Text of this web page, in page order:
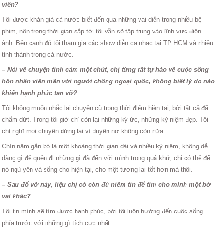
viên?
Tôi được khán giả cả nước biết đến qua những vai diễn trong nhiều bộ
phim, nên trong thời gian sắp tới tôi vẫn sẽ tập trung vào lĩnh vực điện
ảnh. Bên cạnh đó tôi tham gia các show diễn ca nhạc tại TP HCM và nhiều
tỉnh thành trong cả nước.
– Nói về chuyện tình cảm một chút, chị từng rất tự hào về cuộc sống
hôn nhân viên mãn với người chồng ngoại quốc, không biết lý do nào
khiến hạnh phúc tan vỡ?
Tôi không muốn nhắc lại chuyện cũ trong thời điểm hiện tại, bởi tất cả đã
chấm dứt. Trong tôi giờ chỉ còn lại những ký ức, những kỷ niệm đẹp. Tôi
chỉ nghĩ mọi chuyện dừng lại vì duyên nợ không còn nữa.
Chín năm gắn bó là một khoảng thời gian dài và nhiều kỷ niệm, không dễ
dàng gì để quên đi những gì đã đến với mình trong quá khứ, chỉ có thể để
nó ngủ yên và sống cho hiện tại, cho một tương lai tốt hơn mà thôi.
– Sau đổ vỡ này, liệu chị có còn đủ niềm tin để tìm cho mình một bờ
vai khác?
Tôi tin mình sẽ tìm được hạnh phúc, bởi tôi luôn hướng đến cuộc sống
phía trước với những gì tích cực nhất.